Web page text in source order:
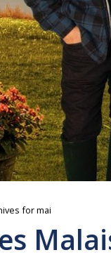
for mai